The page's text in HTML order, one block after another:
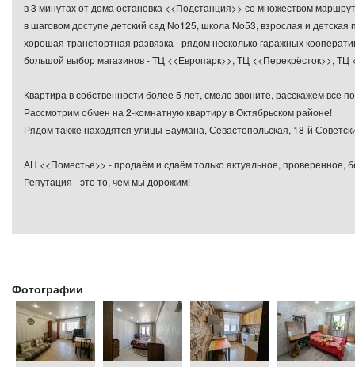
в 3 минутах от дома остановка <<Подстанция>> со множеством
в шаговом доступе детский сад No125, школа No53, взрослая и
хорошая транспортная развязка - рядом несколько гаражных
большой выбор магазинов - ТЦ <<Европарк>>, ТЦ <<Перекрёсток>>, ТЦ
Квартира в собственности более 5 лет, смело звоните, расскажем все
Рассмотрим обмен на 2-комнатную квартиру в Октябрьском районе!
Рядом также находятся улицы Баумана, Севастопольская, 18-й
АН <<Поместье>> - продаём и сдаём только актуальное, проверенное,
Репутация - это то, чем мы дорожим!
Фотографии